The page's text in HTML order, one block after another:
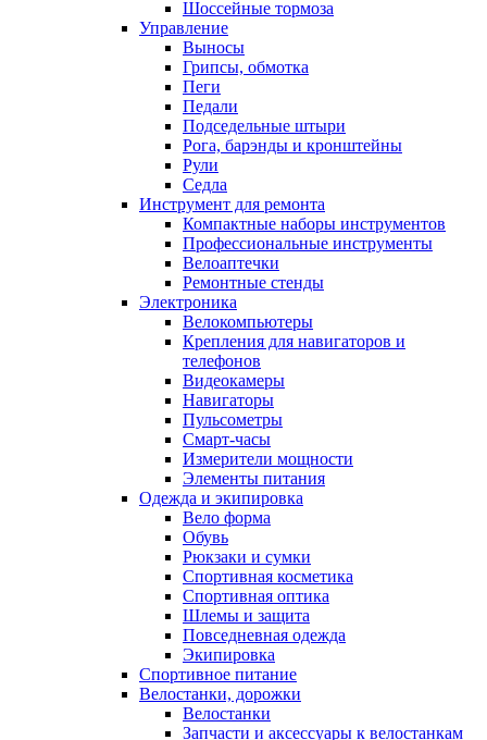
Шоссейные тормоза
Управление
Выносы
Грипсы, обмотка
Пеги
Педали
Подседельные штыри
Рога, барэнды и кронштейны
Рули
Седла
Инструмент для ремонта
Компактные наборы инструментов
Профессиональные инструменты
Велоаптечки
Ремонтные стенды
Электроника
Велокомпьютеры
Крепления для навигаторов и
телефонов
Видеокамеры
Навигаторы
Пульсометры
Смарт-часы
Измерители мощности
Элементы питания
Одежда и экипировка
Вело форма
Обувь
Рюкзаки и сумки
Спортивная косметика
Спортивная оптика
Шлемы и защита
Повседневная одежда
Экипировка
Спортивное питание
Велостанки, дорожки
Велостанки
Запчасти и аксессуары к велостанкам